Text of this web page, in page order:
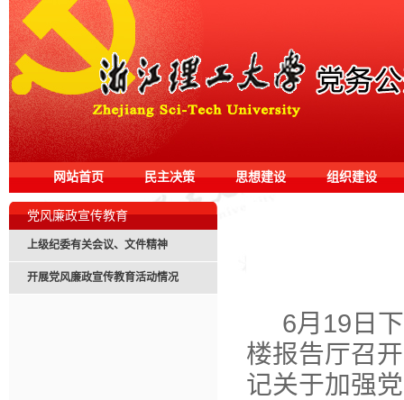
网站首页 民主决策 思想建设 组织建设
党风廉政宣传教育
上级纪委有关会议、文件精神
开展党风廉政宣传教育活动情况
6月19日
楼报告厅召
记关于加强